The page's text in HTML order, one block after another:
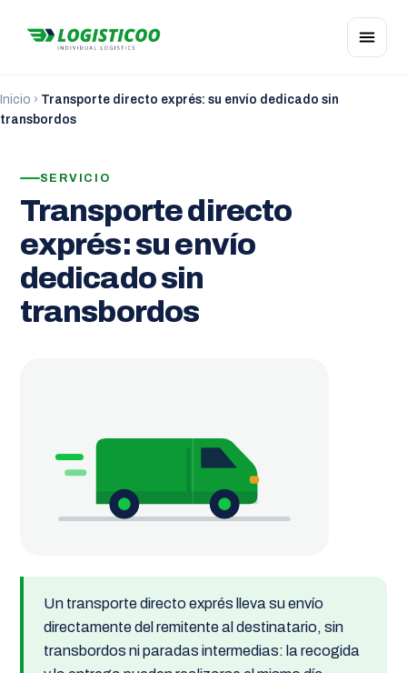
Inicio › Transporte directo exprés: su envío dedicado sin
transbordos
SERVICIO
Transporte directo
exprés: su envío
dedicado sin
transbordos
Un transporte directo exprés lleva su envío
directamente del remitente al destinatario, sin
transbordos ni paradas intermedias: la recogida